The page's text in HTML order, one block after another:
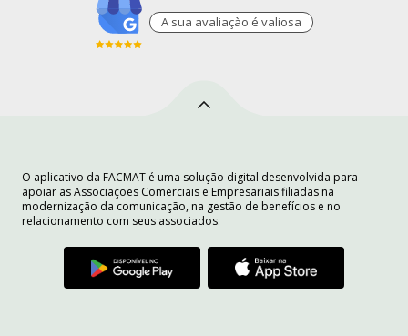
A sua avaliaçào é valiosa
O aplicativo da FACMAT é uma solução digital desenvolvida para
apoiar as Associações Comerciais e Empresariais filiadas na
modernização da comunicação, na gestão de benefícios e no
relacionamento com seus associados.